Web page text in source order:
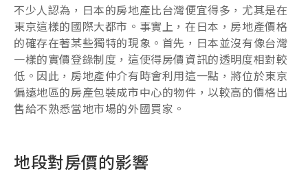
不少人認為，日本的房地產比台灣便宜得多，尤其是在
東京這樣的國際大都市。事實上，在日本，房地產價格
的確存在著某些獨特的現象。首先，日本並沒有像台灣
一樣的實價登錄制度，這使得房價資訊的透明度相對較
低。因此，房地產仲介有時會利用這一點，將位於東京
偏遠地區的房產包裝成市中心的物件，以較高的價格出
售給不熟悉當地市場的外國買家。
地段對房價的影響